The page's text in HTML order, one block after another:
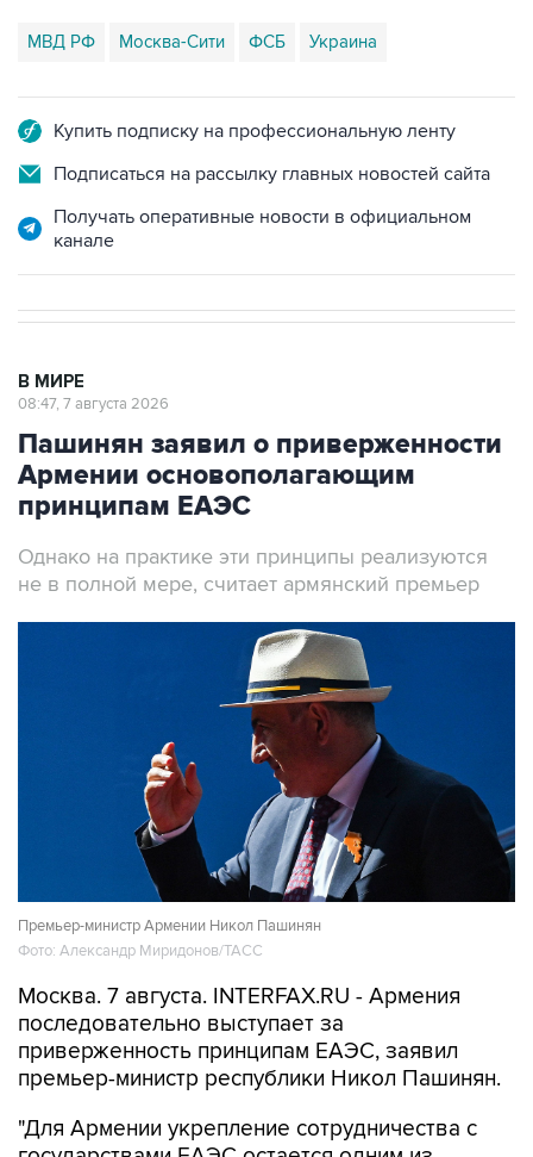
МВД РФ Москва-Сити ФСБ Украина
Купить подписку на профессиональную ленту
Подписаться на рассылку главных новостей сайта
Получать оперативные новости в официальном
канале
В МИРЕ
08:47, 7 августа 2026
Пашинян заявил о приверженности
Армении основополагающим
принципам ЕАЭС
Однако на практике эти принципы реализуются
не в полной мере, считает армянский премьер
Премьер-министр Армении Никол Пашинян
Фото: Александр Миридонов/ТАСС
Москва. 7 августа. INTERFAX.RU - Армения
последовательно выступает за
приверженность принципам ЕАЭС, заявил
премьер-министр республики Никол Пашинян.
"Для Армении укрепление сотрудничества с